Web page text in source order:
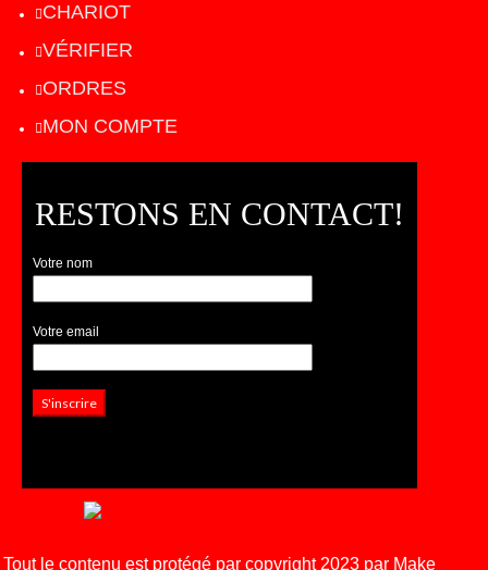
CHARIOT
VÉRIFIER
ORDRES
MON COMPTE
RESTONS EN CONTACT!
Votre nom
Votre email
Tout le contenu est protégé par copyright 2023 par Make